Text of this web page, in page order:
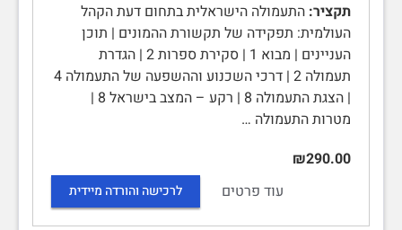
תקציר: התעמולה הישראלית בתחום דעת הקהל
העולמית: תפקידה של תקשורת ההמונים | תוכן
העניינים | מבוא 1 | סקירת ספרות 2 | הגדרת
תעמולה 2 | דרכי השכנוע וההשפעה של התעמולה 4
| הצגת התעמולה 8 | רקע – המצב בישראל 8 |
מטרות התעמולה …
₪290.00
עוד פרטים
לרכישה והורדה מיידית